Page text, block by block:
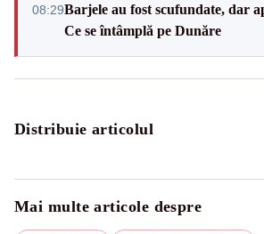
08:29Barjele au fost scufundate, dar
Ce se întâmplă pe Dunăre
Distribuie articolul
Mai multe articole despre